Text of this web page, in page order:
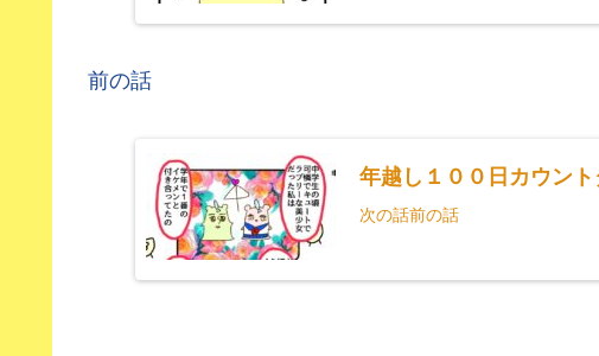
前の話
年越し１００日カウント
次の話前の話